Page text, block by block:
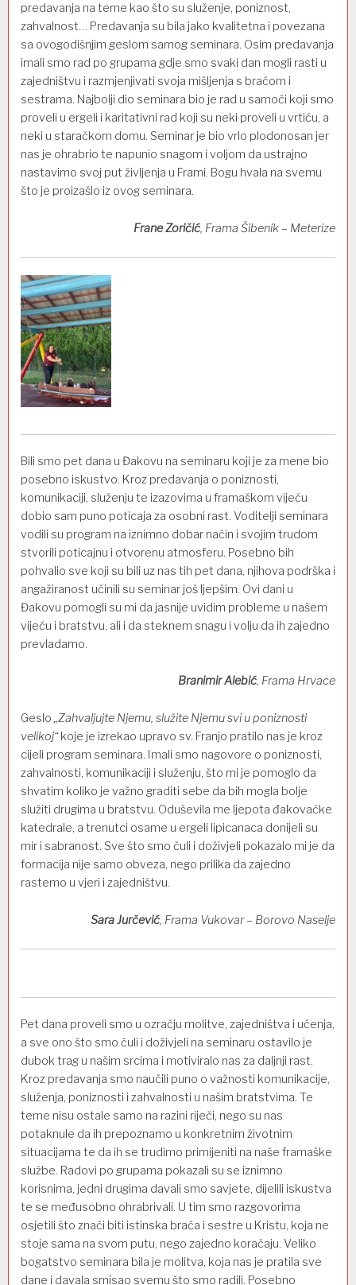
predavanja na teme kao što su služenje, poniznost,
zahvalnost… Predavanja su bila jako kvalitetna i povezana
sa ovogodišnjim geslom samog seminara. Osim predavanja
imali smo rad po grupama gdje smo svaki dan mogli rasti u
zajedništvu i razmjenjivati svoja mišljenja s braćom i
sestrama. Najbolji dio seminara bio je rad u samoći koji smo
proveli u ergeli i karitativni rad koji su neki proveli u vrtiću, a
neki u staračkom domu. Seminar je bio vrlo plodonosan jer
nas je ohrabrio te napunio snagom i voljom da ustrajno
nastavimo svoj put življenja u Frami. Bogu hvala na svemu
što je proizašlo iz ovog seminara.
Frane Zoričić, Frama Šibenik – Meterize
Bili smo pet dana u Đakovu na seminaru koji je za mene bio
posebno iskustvo. Kroz predavanja o poniznosti,
komunikaciji, služenju te izazovima u framaškom vijeću
dobio sam puno poticaja za osobni rast. Voditelji seminara
vodili su program na iznimno dobar način i svojim trudom
stvorili poticajnu i otvorenu atmosferu. Posebno bih
pohvalio sve koji su bili uz nas tih pet dana, njihova podrška i
angažiranost učinili su seminar još ljepšim. Ovi dani u
Đakovu pomogli su mi da jasnije uvidim probleme u našem
vijeću i bratstvu, ali i da steknem snagu i volju da ih zajedno
prevladamo.
Branimir Alebić, Frama Hrvace
Geslo „Zahvaljujte Njemu, služite Njemu svi u poniznosti
velikoj“koje je izrekao upravo sv. Franjo pratilo nas je kroz
cijeli program seminara. Imali smo nagovore o poniznosti,
zahvalnosti, komunikaciji i služenju, što mi je pomoglo da
shvatim koliko je važno graditi sebe da bih mogla bolje
služiti drugima u bratstvu. Oduševila me ljepota đakovačke
katedrale, a trenutci osame u ergeli lipicanaca donijeli su
mir i sabranost. Sve što smo čuli i doživjeli pokazalo mi je da
formacija nije samo obveza, nego prilika da zajedno
rastemo u vjeri i zajedništvu.
Sara Jurčević, Frama Vukovar – Borovo Naselje
Pet dana proveli smo u ozračju molitve, zajedništva i učenja,
a sve ono što smo čuli i doživjeli na seminaru ostavilo je
dubok trag u našim srcima i motiviralo nas za daljnji rast.
Kroz predavanja smo naučili puno o važnosti komunikacije,
služenja, poniznosti i zahvalnosti u našim bratstvima. Te
teme nisu ostale samo na razini riječi, nego su nas
potaknule da ih prepoznamo u konkretnim životnim
situacijama te da ih se trudimo primijeniti na naše framaške
službe. Radovi po grupama pokazali su se iznimno
korisnima, jedni drugima davali smo savjete, dijelili iskustva
te se međusobno ohrabrivali. U tim smo razgovorima
osjetili što znači biti istinska braća i sestre u Kristu, koja ne
stoje sama na svom putu, nego zajedno koračaju. Veliko
bogatstvo seminara bila je molitva, koja nas je pratila sve
dane i davala smisao svemu što smo radili. Posebno